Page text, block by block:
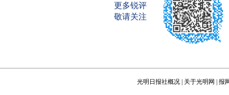
更多锐评
敬请关注
光明日报社概况 关于光明网 报